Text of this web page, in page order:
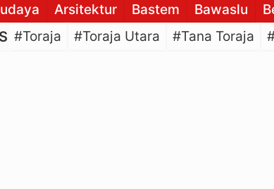
Arsitektur Bastem Bawaslu
#Toraja #Toraja Utara #Tana Toraja